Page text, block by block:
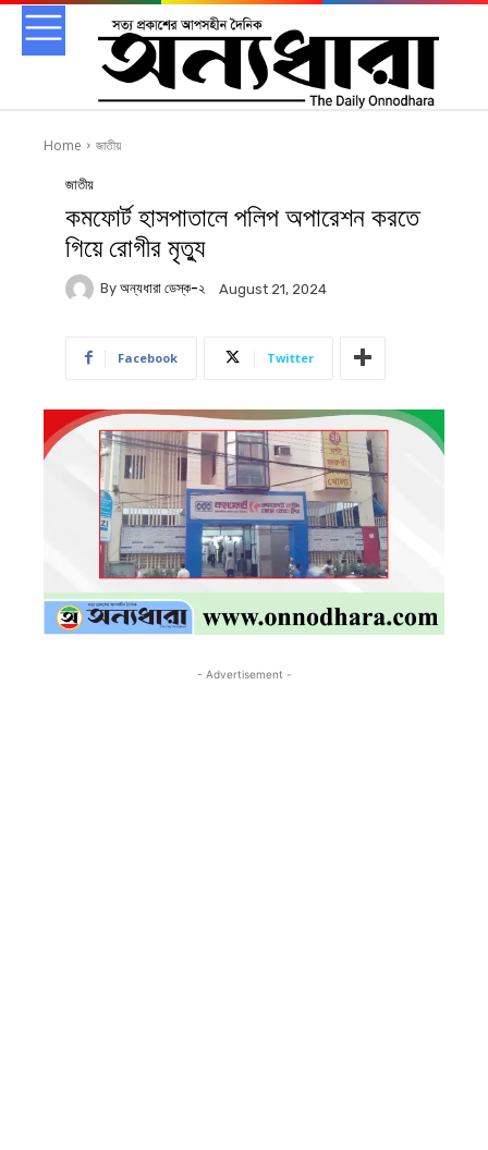
Home জাতীয়
জাতীয়
কমফোর্ট হাসপাতালে পলিপ অপারেশন করতে
গিয়ে রোগীর মৃত্যু
By অন্যধারা ডেস্ক-২ August 21, 2024
Facebook Twitter
- Advertisement -